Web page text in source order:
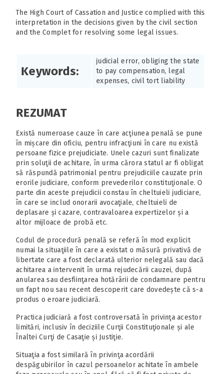
The High Court of Cassation and Justice complied with this
interpretation in the decisions given by the civil section
and the Complet for resolving some legal issues.
Keywords:
judicial error, obliging the state
to pay compensation, legal
expenses, civil tort liability
REZUMAT
Există numeroase cauze în care acţiunea penală se pune
în mișcare din oficiu, pentru infracţiuni în care nu există
persoane fizice prejudiciate. Unele cazuri sunt finalizate
prin soluţii de achitare, în urma cărora statul ar fi obligat
să răspundă patrimonial pentru prejudiciile cauzate prin
erorile judiciare, conform prevederilor constituţionale. O
parte din aceste prejudicii constau în cheltuieli judiciare,
în care se includ onorarii avocaţiale, cheltuieli de
deplasare și cazare, contravaloarea expertizelor și a
altor mijloace de probă etc.
Codul de procedură penală se referă în mod explicit
numai la situaţiile în care a existat o măsură privativă de
libertate care a fost declarată ulterior nelegală sau dacă
achitarea a intervenit în urma rejudecării cauzei, după
anularea sau desfiinţarea hotărârii de condamnare pentru
un fapt nou sau recent descoperit care dovedește că s-a
produs o eroare judiciară.
Practica judiciară a fost controversată în privinţa acestor
limitări, inclusiv în deciziile Curţii Constituţionale și ale
Înaltei Curţi de Casaţie și Justiţie.
Situaţia a fost similară în privinţa acordării
despăgubirilor în cazul persoanelor achitate în ambele